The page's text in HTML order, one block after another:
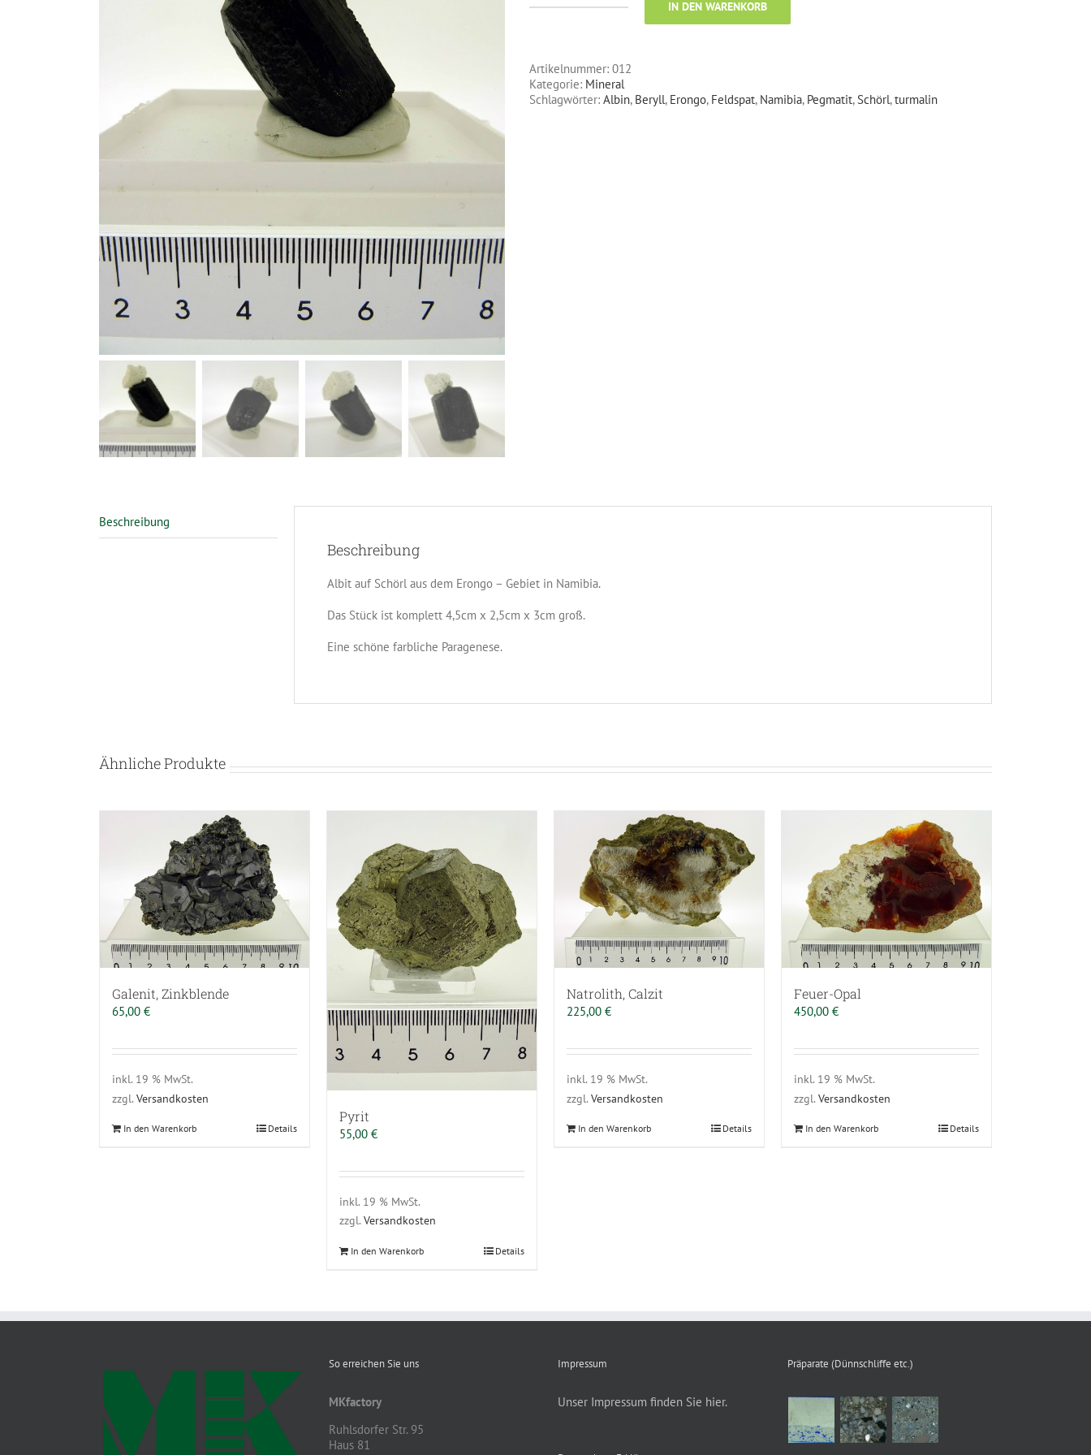
Albit
IN DEN WARENKORB
Artikelnummer: 012
Kategorie: Mineral
Schlagwörter: Albin, Beryll, Erongo, Feldspat, Namibia, Pegmatit,Schörl,turmalin
Beschreibung
Beschreibung
Albit auf Schörl aus dem Erongo – Gebiet in Namibia.
Das Stück ist komplett 4,5cm x 2,5cm x 3cm groß.
Eine schöne farbliche Paragenese.
Ähnliche Produkte
Galenit, Zinkblende
65,00 €
inkl. 19 % MwSt.
zzgl. Versandkosten
In den Warenkorb Details
Pyrit
55,00 €
inkl. 19 % MwSt.
zzgl. Versandkosten
In den Warenkorb Details
Natrolith, Calzit
225,00 €
inkl. 19 % MwSt.
zzgl. Versandkosten
In den Warenkorb Details
Feuer-Opal
450,00 €
inkl. 19 % MwSt.
zzgl. Versandkosten
In den Warenkorb Details
So erreichen Sie uns
MKfactory
Ruhlsdorfer Str. 95
Haus 81
Impressum
Unser Impressum finden Sie hier.
Präparate (Dünnschliffe etc.)